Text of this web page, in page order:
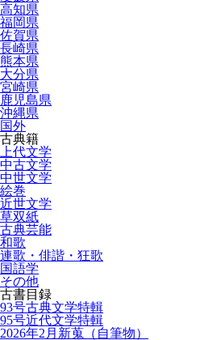
高知県
福岡県
佐賀県
長崎県
熊本県
大分県
宮崎県
鹿児島県
沖縄県
国外
古典籍
上代文学
中古文学
中世文学
絵巻
近世文学
草双紙
古典芸能
和歌
連歌・俳諧・狂歌
国語学
その他
古書目録
93号古典文学特輯
95号近代文学特輯
2026年2月新蒐（自筆物）